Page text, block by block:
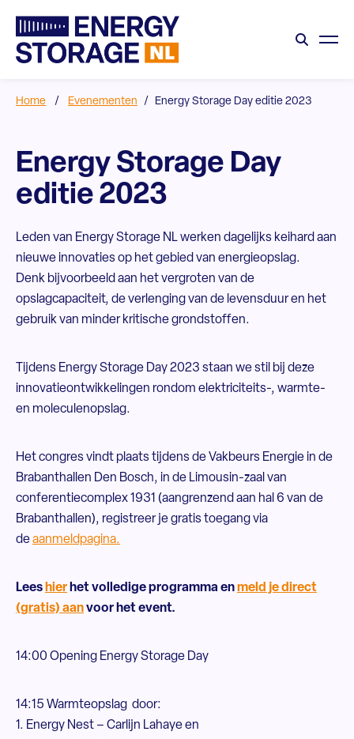
Home / Evenementen / Energy Storage Day editie 2023
Energy Storage Day
editie 2023
Leden van Energy Storage NL werken dagelijks keihard aan
nieuwe innovaties op het gebied van energieopslag.
Denk bijvoorbeeld aan het vergroten van de
opslagcapaciteit, de verlenging van de levensduur en het
gebruik van minder kritische grondstoffen.
Tijdens Energy Storage Day 2023 staan we stil bij deze
innovatieontwikkelingen rondom elektriciteits-, warmte-
en moleculenopslag.
Het congres vindt plaats tijdens de Vakbeurs Energie in de
Brabanthallen Den Bosch, in de Limousin-zaal van
conferentiecomplex 1931 (aangrenzend aan hal 6 van de
Brabanthallen), registreer je gratis toegang via
deaanmeldpagina.
Lees hier het volledige programma enmeld je direct
(gratis) aanvoor het event.
14:00 Opening Energy Storage Day
14:15 Warmteopslag door:
1. Energy Nest – Carlijn Lahaye en